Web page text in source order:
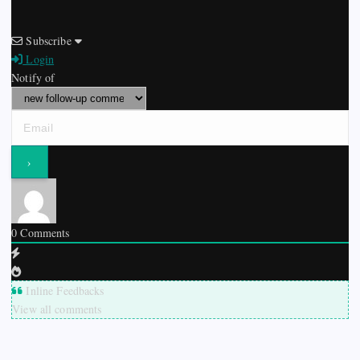
Subscribe
Login
Notify of
0 Comments
Inline Feedbacks
View all comments